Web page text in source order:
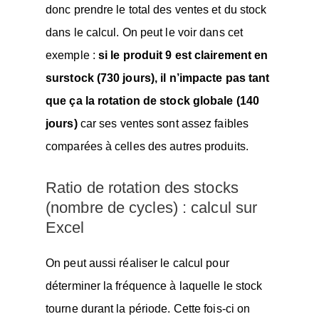
donc prendre le total des ventes et du stock
dans le calcul. On peut le voir dans cet
exemple : si le produit 9 est clairement en
surstock (730 jours), il n’impacte pas tant
que ça la rotation de stock globale (140
jours)car ses ventes sont assez faibles
comparées à celles des autres produits.
Ratio de rotation des stocks
(nombre de cycles) : calcul sur
Excel
On peut aussi réaliser le calcul pour
déterminer la fréquence à laquelle le stock
tourne durant la période. Cette fois-ci on